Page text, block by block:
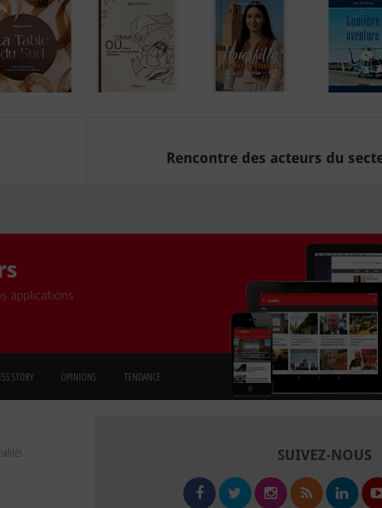
Rencontre des acteurs du
applications
STORY OPINIONS TENDANCE
SUIVEZ-NOUS